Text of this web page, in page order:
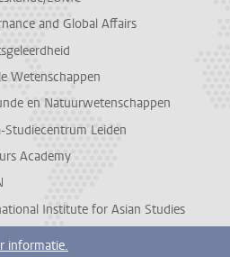
and Global Affairs
Wetenschappen
en Natuurwetenschappen
Studiecentrum Leiden
Academy
Institute for Asian Studies
informatie.